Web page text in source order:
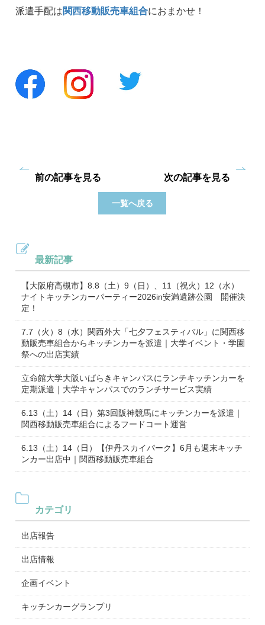
派遣手配は関西移動販売車組合におまかせ！
前の記事を見る
一覧へ戻る
次の記事を見る
最新記事
【大阪府高槻市】8.8（土）9（日）、11（祝火）12（水）
ナイトキッチンカーパーティー2026in安満遺跡公園 開催決
定！
7.7（火）8（水）関西外大「七夕フェスティバル」に関西移
動販売車組合からキッチンカーを派遣｜大学イベント・学園
祭への出店実績
立命館大学大阪いばらきキャンパスにランチキッチンカーを
定期派遣｜大学キャンパスでのランチサービス実績
6.13（土）14（日）第3回阪神競馬にキッチンカーを派遣｜
関西移動販売車組合によるフードコート運営
6.13（土）14（日）【伊丹スカイパーク】6月も週末キッチ
ンカー出店中｜関西移動販売車組合
カテゴリ
出店報告
出店情報
企画イベント
キッチンカーグランプリ